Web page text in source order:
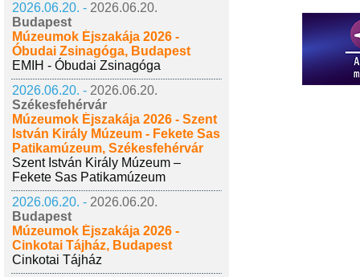
2026.06.20. - 2026.06.20.
Budapest
Múzeumok Éjszakája 2026 -
Óbudai Zsinagóga, Budapest
EMIH - Óbudai Zsinagóga
2026.06.20. - 2026.06.20.
Székesfehérvár
Múzeumok Éjszakája 2026 - Szent
István Király Múzeum - Fekete Sas
Patikamúzeum, Székesfehérvár
Szent István Király Múzeum –
Fekete Sas Patikamúzeum
2026.06.20. - 2026.06.20.
Budapest
Múzeumok Éjszakája 2026 -
Cinkotai Tájház, Budapest
Cinkotai Tájház